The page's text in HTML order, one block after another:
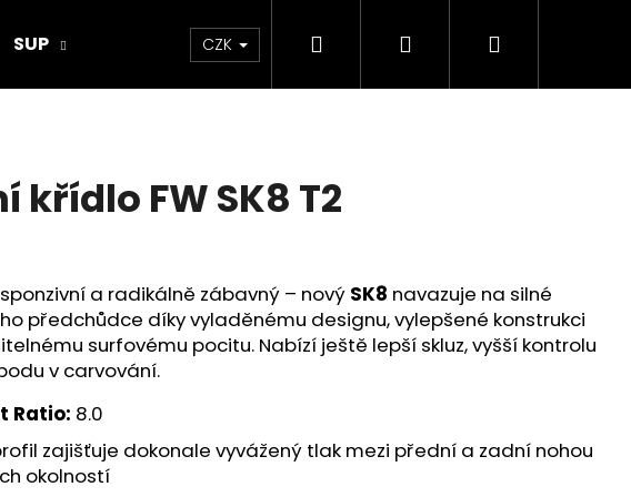
SUP VÝPRODEJCZK Hledat PřihlášeníNákupní
křídlo FW SK8 T2
a radikálně zábavný – nový SK8 navazuje na silné
předchůdce díky vyladěnému designu, vylepšené konstrukci
surfovému pocitu. Nabízí ještě lepší skluz, vyšší kontrolu
v carvování.
Ratio: 8.0
zajišťuje dokonale vyvážený tlak mezi přední a zadní nohou
okolností